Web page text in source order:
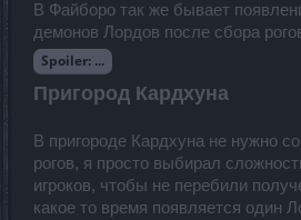
В Файборо так же бывает
демонов Лордов после сбора
Spoiler: ...
Пригород Кардхуна
В пригороде Кардхуна не нужно
рогов, я просто выбирал
игроков, чтобы не перебили
какое то время появляется один